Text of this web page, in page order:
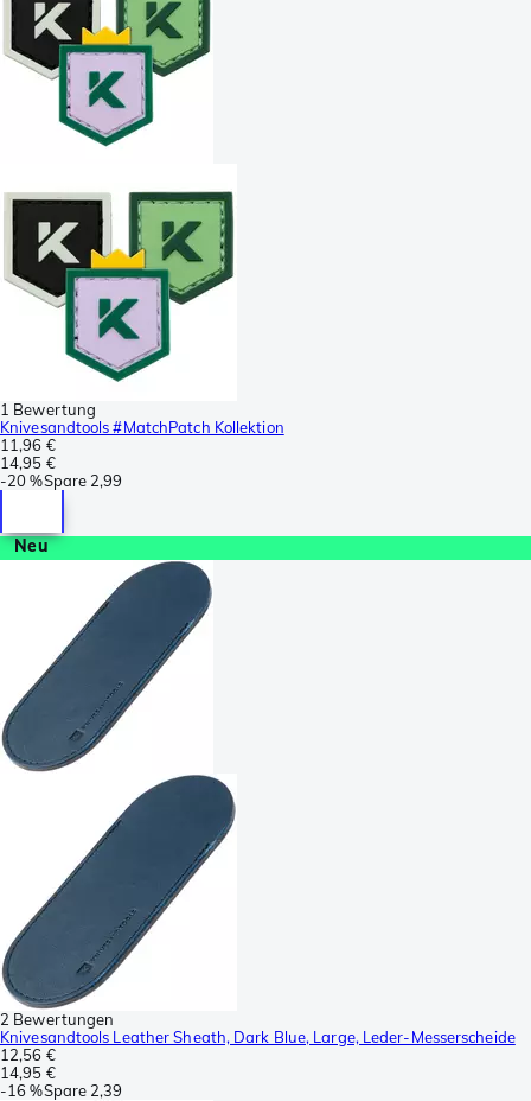
1 Bewertung
Knivesandtools #MatchPatch Kollektion
11,96 €
14,95 €
-20 %Spare 2,99
Neu
2 Bewertungen
Knivesandtools Leather Sheath, Dark Blue, Large, Leder-Messerscheide
12,56 €
14,95 €
-16 %Spare 2,39